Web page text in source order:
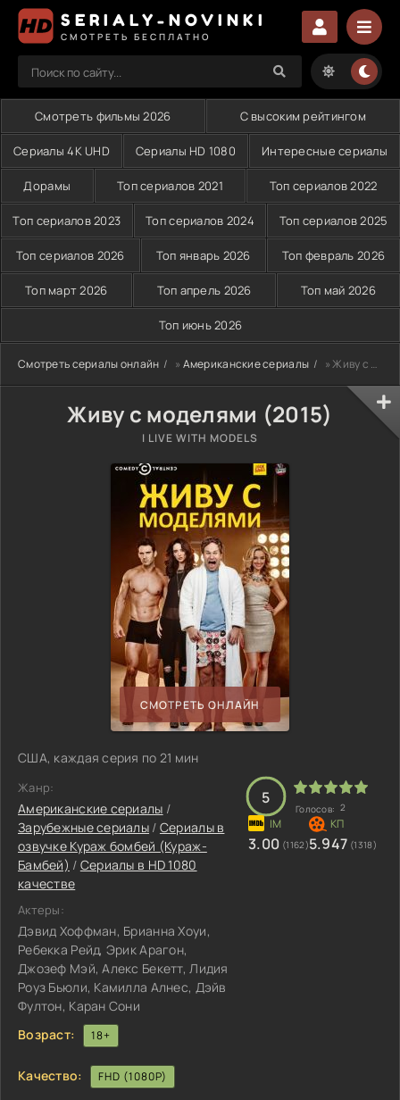
SERIALY-NOVINKI
СМОТРЕТЬ БЕСПЛАТНО
Смотреть фильмы 2026 С высоким рейтингом
Сериалы 4K UHD Сериалы HD 1080 Интересные сериалы
Дорамы Топ сериалов 2021 Топ сериалов 2022
Топ сериалов 2023 Топ сериалов 2024 Топ сериалов 2025
Топ сериалов 2026 Топ январь 2026 Топ февраль 2026
Топ март 2026 Топ апрель 2026 Топ май 2026
Топ июнь 2026
Смотреть сериалы онлайн » Американские сериалы » Живу с моделями (2015)
Живу с моделями (2015)
I LIVE WITH MODELS
СМОТРЕТЬ ОНЛАЙН
США, каждая серия по 21 мин
Жанр:
Американские сериалы /
Зарубежные сериалы / Сериалы в
озвучке Кураж бомбей (Кураж-
Бамбей) / Сериалы в HD 1080
качестве
Актеры:
Дэвид Хоффман, Брианна Хоуи,
Ребекка Рейд, Эрик Арагон,
Джозеф Мэй, Алекс Бекетт, Лидия
Роуз Бьюли, Камилла Алнес, Дэйв
Фултон, Каран Сони
Возраст:
18+
5
Голосов: 2
3.00 (1162)5.947 (1318)
Качество: FHD (1080P)